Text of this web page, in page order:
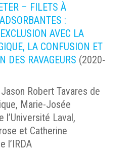
– FILETS À
:
AVEC LA
LA CONFUSION ET
DES RAVAGEURS (2020-
Robert Tavares de
Marie-Josée
l’Université Laval,
et Catherine
l’IRDA